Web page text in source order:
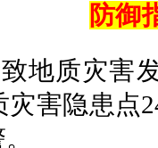
防御
地质灾害
灾害隐患点